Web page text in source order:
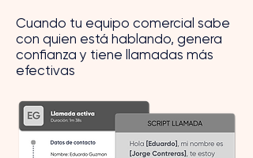
Cuando tu equipo comercial sabe
con quien está hablando, genera
confianza y tiene llamadas más
efectivas